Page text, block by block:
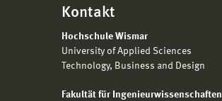
Kontakt
Hochschule Wismar
University of Applied Sciences
Technology, Business and Design
Fakultät für Ingenieurwissenschaften